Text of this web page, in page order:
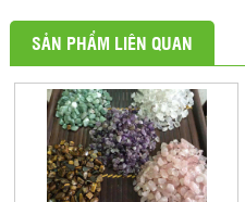
SẢN PHẨM LIÊN QUAN